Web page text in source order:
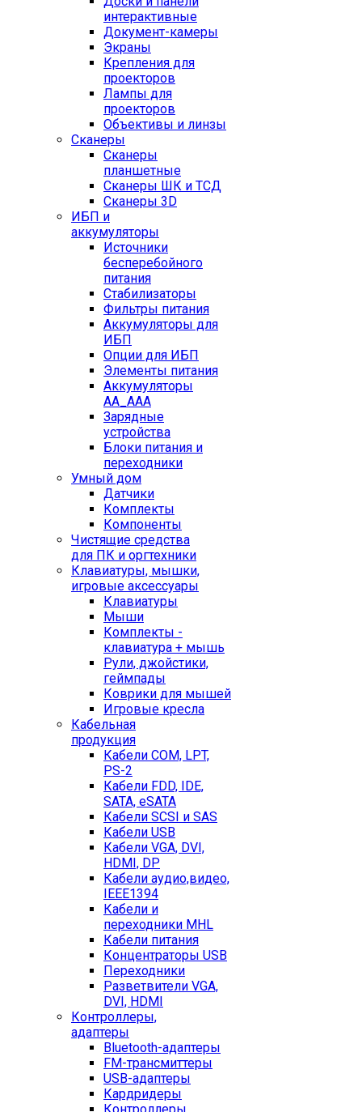
интерактивные
Документ-камеры
Экраны
Крепления для
проекторов
Лампы для
проекторов
Объективы и линзы
Сканеры
Сканеры
планшетные
Сканеры ШК и ТСД
Сканеры 3D
ИБП и
аккумуляторы
Источники
бесперебойного
питания
Стабилизаторы
Фильтры питания
Аккумуляторы для
ИБП
Опции для ИБП
Элементы питания
Аккумуляторы
AA_AAA
Зарядные
устройства
Блоки питания и
переходники
Умный дом
Датчики
Комплекты
Компоненты
Чистящие средства
для ПК и оргтехники
Клавиатуры, мышки,
игровые аксессуары
Клавиатуры
Мыши
Комплекты -
клавиатура + мышь
Рули, джойстики,
геймпады
Коврики для мышей
Игровые кресла
Кабельная
продукция
Кабели COM, LPT,
PS-2
Кабели FDD, IDE,
SATA, eSATA
Кабели SCSI и SAS
Кабели USB
Кабели VGA, DVI,
HDMI, DP
Кабели аудио,видео,
IEEE1394
Кабели и
переходники MHL
Кабели питания
Концентраторы USB
Переходники
Разветвители VGA,
DVI, HDMI
Контроллеры,
адаптеры
Bluetooth-адаптеры
FM-трансмиттеры
USB-адаптеры
Кардридеры